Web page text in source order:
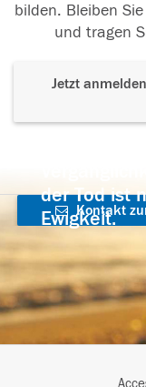
bilden. Bleiben
und tragen
Jetzt
der Tod ist
Ewigkeit.
Kontakt